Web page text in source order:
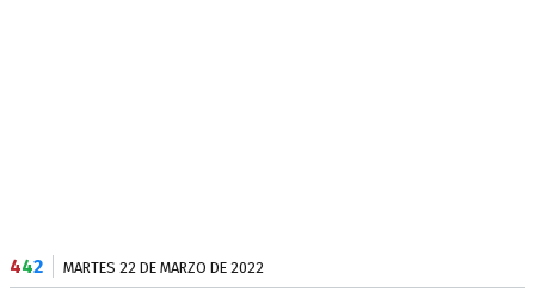
442 MARTES 22 DE MARZO DE 2022